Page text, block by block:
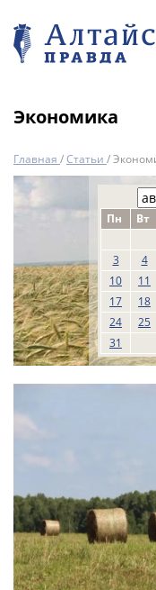
Экономика
Главная /Статьи /
Пн Вт
3
4
10
11
17
18
24
25
31